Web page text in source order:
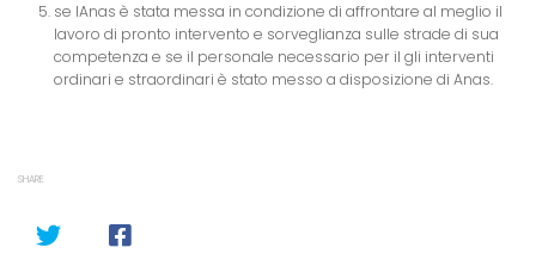
se lAnas è stata messa in condizione di affrontare al meglio il
lavoro di pronto intervento e sorveglianza sulle strade di sua
competenza e se il personale necessario per il gli interventi
ordinari e straordinari è stato messo a disposizione di Anas.
SHARE